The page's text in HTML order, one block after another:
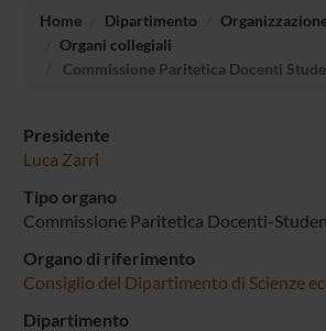
Home Dipartimento
Organi collegiali
Commissione Paritetica Docenti
Presidente
Luca Zarri
Tipo organo
Commissione Paritetica Docenti-
Organo di riferimento
Consiglio del Dipartimento di Scienze
Dipartimento